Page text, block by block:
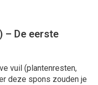
– De eerste
vuil (plantenresten,
deze spons zouden je